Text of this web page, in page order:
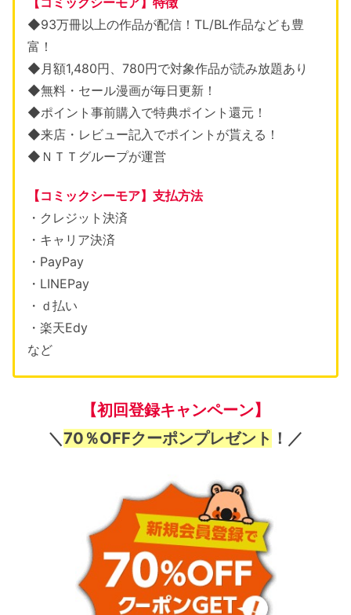
◆93万冊以上の作品が配信！TL/BL作品なども豊
富！
◆月額1,480円、780円で対象作品が読み放題あり
◆無料・セール漫画が毎日更新！
◆ポイント事前購入で特典ポイント還元！
◆来店・レビュー記入でポイントが貰える！
◆ＮＴＴグループが運営
【コミックシーモア】支払方法
・クレジット決済
・キャリア決済
・PayPay
・LINEPay
・ｄ払い
・楽天Edy
など
【初回登録キャンペーン】
＼70％OFFクーポンプレゼント ！／